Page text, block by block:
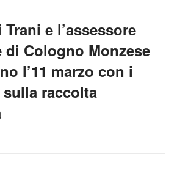
e l’assessore
di Cologno Monzese
l’11 marzo con i
raccolta